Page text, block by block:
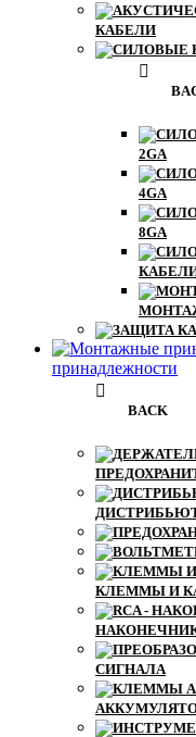
КАБЕЛИ
2GA
4GA
8GA
КАБЕЛИ
принадлежности
BACK
КЛЕММЫ И
СИГНАЛА